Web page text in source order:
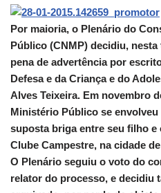
Por maioria, o Plenário do
Público (CNMP) decidiu,
pena de advertência por
Defesa e da Criança e do
Alves Teixeira. Em novembro
Ministério Público se
suposta briga entre seu filho
Clube Campestre, na cidade
O Plenário seguiu o voto do
relator do processo, e decidiu